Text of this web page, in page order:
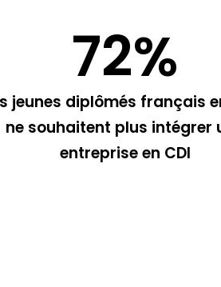
jeunes diplômés français
ne souhaitent plus intégrer
entreprise en CDI
72%